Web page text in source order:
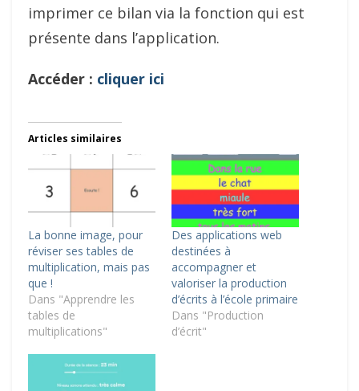
imprimer ce bilan via la fonction qui est
présente dans l’application.
Accéder : cliquer ici
Articles similaires
La bonne image, pour
réviser ses tables de
multiplication, mais pas
que !
Dans "Apprendre les
tables de
multiplications"
Des applications web
destinées à
accompagner et
valoriser la production
d’écrits à l’école primaire
Dans "Production
d’écrit"